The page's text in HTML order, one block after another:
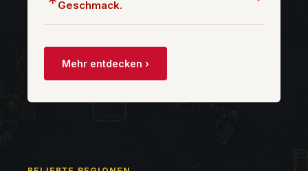
Geschmack.
Mehr entdecken ›